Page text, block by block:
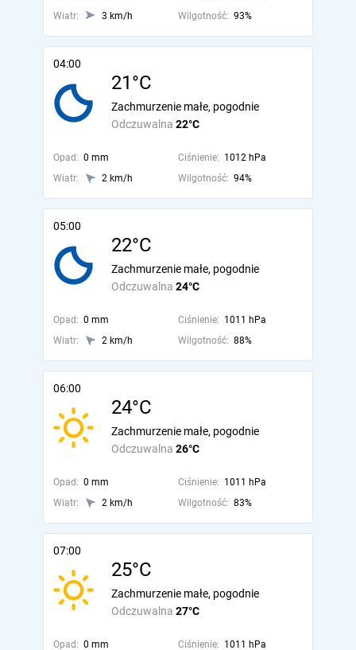
Wiatr:
3 km/h Wilgotność: 93%
04:00
21°C
Odczuwalna 22°C
Zachmurzenie małe, pogodnie
Opad: 0 mm Ciśnienie: 1012 hPa
Wiatr:
2 km/h Wilgotność: 94%
05:00
22°C
Odczuwalna 24°C
Zachmurzenie małe, pogodnie
Opad: 0 mm Ciśnienie: 1011 hPa
Wiatr:
2 km/h Wilgotność: 88%
06:00
24°C
Odczuwalna 26°C
Zachmurzenie małe, pogodnie
Opad: 0 mm Ciśnienie: 1011 hPa
Wiatr:
2 km/h Wilgotność: 83%
07:00
25°C
Odczuwalna 27°C
Zachmurzenie małe, pogodnie
Opad: 0 mm Ciśnienie: 1011 hPa